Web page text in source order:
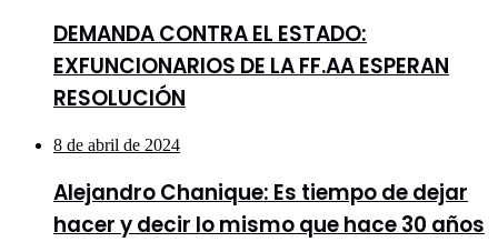
DEMANDA CONTRA EL ESTADO:
EXFUNCIONARIOS DE LA FF.AA ESPERAN
RESOLUCIÓN
8 de abril de 2024
Alejandro Chanique: Es tiempo de dejar
hacer y decir lo mismo que hace 30 años